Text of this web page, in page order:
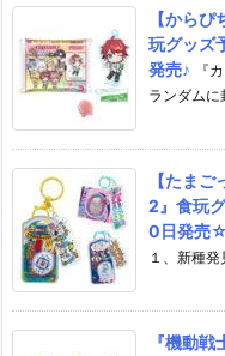
【から
玩グッズ
発売♪
『
ランダムに
【たま
2』食玩
0日発売☆
１、新種
『機動